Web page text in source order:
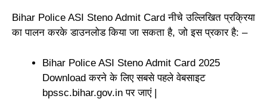
Bihar Police ASI Steno Admit Card नीचे उल्लिखित प्रक्रिया
का पालन करके डाउनलोड किया जा सकता है, जो इस प्रकार है: –
Bihar Police ASI Steno Admit Card 2025
Download करने के लिए सबसे पहले वेबसाइट
bpssc.bihar.gov.in पर जाएं |